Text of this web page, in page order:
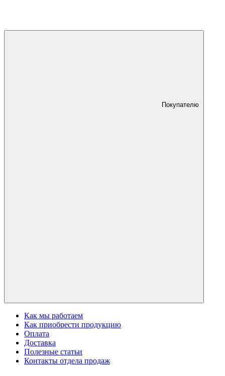
Покупателю
Как мы работаем
Как приобрести продукцию
Оплата
Доставка
Полезные статьи
Контакты отдела продаж